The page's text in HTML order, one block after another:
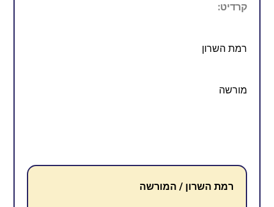
קרדיט:
רמת השרון
מורשה
רמת השרון / המורשה